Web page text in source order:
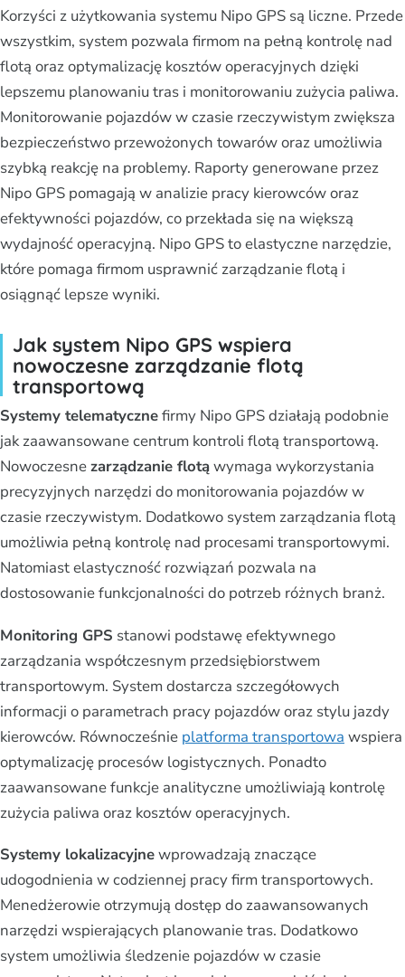
Korzyści z użytkowania systemu Nipo GPS są liczne. Przede
wszystkim, system pozwala firmom na pełną kontrolę nad
flotą oraz optymalizację kosztów operacyjnych dzięki
lepszemu planowaniu tras i monitorowaniu zużycia paliwa.
Monitorowanie pojazdów w czasie rzeczywistym zwiększa
bezpieczeństwo przewożonych towarów oraz umożliwia
szybką reakcję na problemy. Raporty generowane przez
Nipo GPS pomagają w analizie pracy kierowców oraz
efektywności pojazdów, co przekłada się na większą
wydajność operacyjną. Nipo GPS to elastyczne narzędzie,
które pomaga firmom usprawnić zarządzanie flotą i
osiągnąć lepsze wyniki.
Jak system Nipo GPS wspiera
nowoczesne zarządzanie flotą
transportową
Systemy telematycznefirmy Nipo GPS działają podobnie
jak zaawansowane centrum kontroli flotą transportową.
Nowoczesnezarządzanie flotąwymaga wykorzystania
precyzyjnych narzędzi do monitorowania pojazdów w
czasie rzeczywistym. Dodatkowo system zarządzania flotą
umożliwia pełną kontrolę nad procesami transportowymi.
Natomiast elastyczność rozwiązań pozwala na
dostosowanie funkcjonalności do potrzeb różnych branż.
Monitoring GPS stanowi podstawę efektywnego
zarządzania współczesnym przedsiębiorstwem
transportowym. System dostarcza szczegółowych
informacji o parametrach pracy pojazdów oraz stylu jazdy
kierowców. Równocześnie platforma transportowa wspiera
optymalizację procesów logistycznych. Ponadto
zaawansowane funkcje analityczne umożliwiają kontrolę
zużycia paliwa oraz kosztów operacyjnych.
Systemy lokalizacyjnewprowadzają znaczące
udogodnienia w codziennej pracy firm transportowych.
Menedżerowie otrzymują dostęp do zaawansowanych
narzędzi wspierających planowanie tras. Dodatkowo
system umożliwia śledzenie pojazdów w czasie